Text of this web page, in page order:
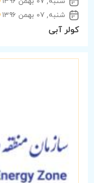
شنبه, ۰۷ بهمن ۱۳۹۶
کولر آبی